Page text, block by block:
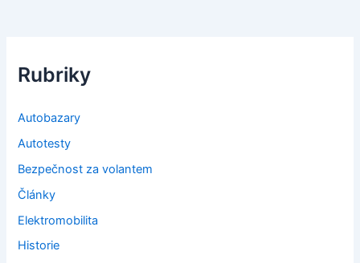
Rubriky
Autobazary
Autotesty
Bezpečnost za volantem
Články
Elektromobilita
Historie